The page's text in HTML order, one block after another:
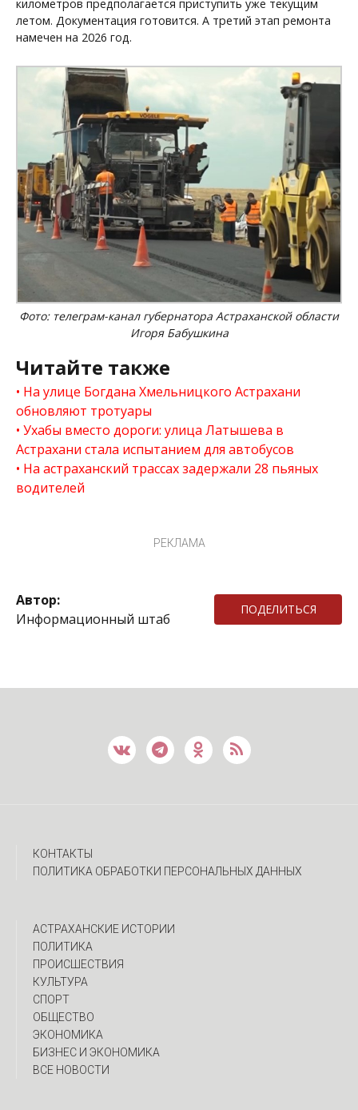
километров предполагается приступить уже текущим
летом. Документация готовится. А третий этап ремонта
намечен на 2026 год.
Фото: телеграм-канал губернатора Астраханской области
Игоря Бабушкина
Читайте также
На улице Богдана Хмельницкого Астрахани
обновляют тротуары
Ухабы вместо дороги: улица Латышева в
Астрахани стала испытанием для автобусов
На астраханский трассах задержали 28 пьяных
водителей
РЕКЛАМА
Автор:
Информационный штаб
ПОДЕЛИТЬСЯ
КОНТАКТЫ
ПОЛИТИКА ОБРАБОТКИ ПЕРСОНАЛЬНЫХ ДАННЫХ
АСТРАХАНСКИЕ ИСТОРИИ
ПОЛИТИКА
ПРОИСШЕСТВИЯ
КУЛЬТУРА
СПОРТ
ОБЩЕСТВО
ЭКОНОМИКА
БИЗНЕС И ЭКОНОМИКА
ВСЕ НОВОСТИ